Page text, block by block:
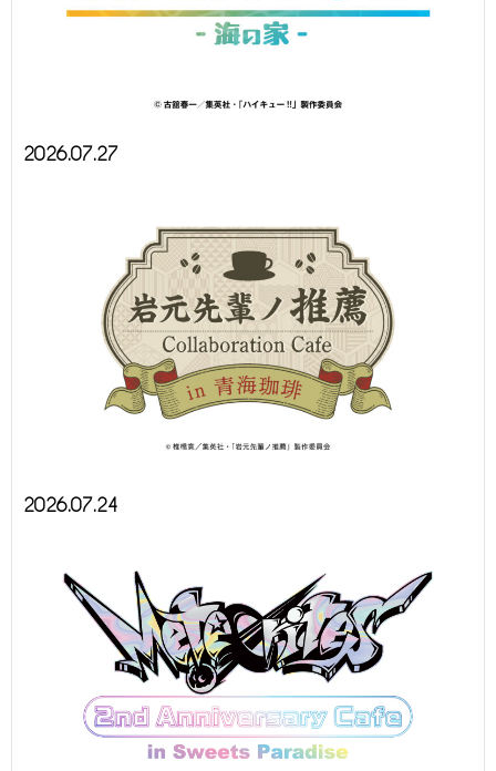
2026.07.27
2026.07.24